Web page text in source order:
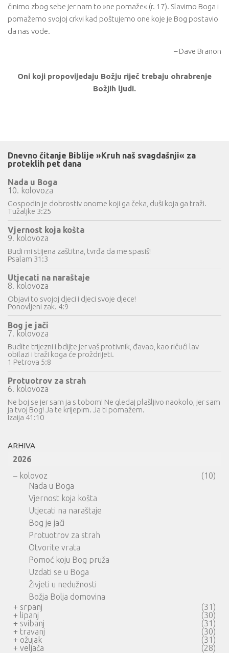
činimo zbog sebe jer nam to »ne pomaže« (r. 17). Slavimo Boga i
pomažemo svojoj crkvi kad poštujemo one koje je Bog postavio
da nas vode.
– Dave Branon
Oni koji propovijedaju Božju riječ trebaju ohrabrenje
Božjih ljudi.
Dnevno čitanje Biblije »Kruh naš svagdašnji« za
proteklih pet dana
Nada u Boga
10. kolovoza
Gospodin je dobrostiv onome koji ga čeka, duši koja ga traži.
Tužaljke 3:25
Vjernost koja košta
9. kolovoza
Budi mi stijena zaštitna, tvrđa da me spasiš!
Psalam 31:3
Utjecati na naraštaje
8. kolovoza
Objavi to svojoj djeci i djeci svoje djece!
Ponovljeni zak. 4:9
Bog je jači
7. kolovoza
Budite trijezni i bdijte jer vaš protivnik, đavao, kao ričući lav
obilazi i traži koga će proždrijeti.
1 Petrova 5:8
Protuotrov za strah
6. kolovoza
Ne boj se jer sam ja s tobom! Ne gledaj plašljivo naokolo, jer sam
ja tvoj Bog! Ja te krijepim. Ja ti pomažem.
Izaija 41:10
ARHIVA
2026
– kolovoz
(10)
Nada u Boga
Vjernost koja košta
Utjecati na naraštaje
Bog je jači
Protuotrov za strah
Otvorite vrata
Pomoć koju Bog pruža
Uzdati se u Boga
Živjeti u nedužnosti
Božja Bolja domovina
+ srpanj
(31)
+ lipanj
(30)
+ svibanj
(31)
+ travanj
(30)
+ ožujak
(31)
+ veljača
(28)